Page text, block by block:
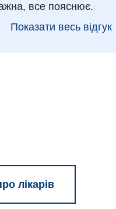
все пояснює.
Показати весь відгук
лікарів